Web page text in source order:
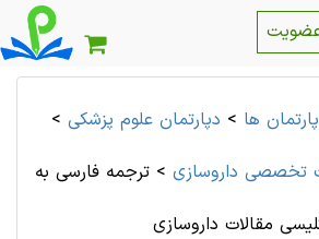
ها > دپارتمان علوم پزشكی >
تخصصی داروسازی > ترجمه فارسی به
مقالات داروسازی